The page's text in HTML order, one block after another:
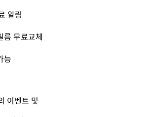
알림
무료교체
능
이벤트 및